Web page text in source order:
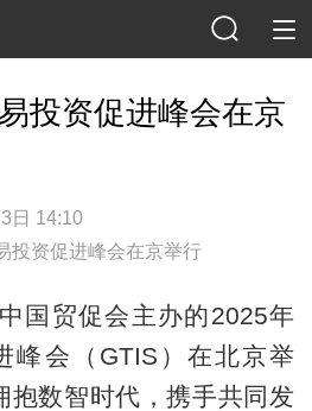
投资促进峰会在京
日 14:10
投资促进峰会在京举行
国贸促会主办的2025年
峰会（GTIS）在北京举
抱数智时代，携手共同发